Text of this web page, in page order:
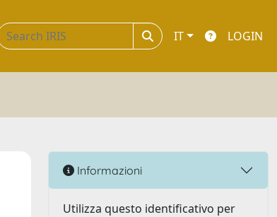
IT LOGIN
Informazioni
Utilizza questo identificativo per